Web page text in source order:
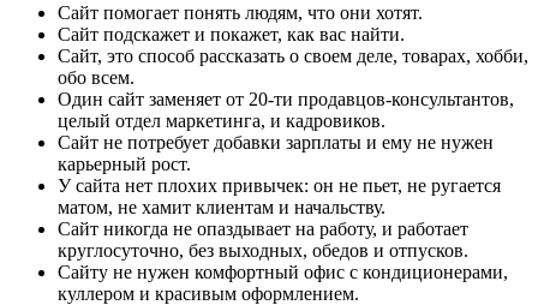
Сайт помогает понять людям, что они хотят.
Сайт подскажет и покажет, как вас найти.
Сайт, это способ рассказать о своем деле, товарах, хобби,
обо всем.
Один сайт заменяет от 20-ти продавцов-консультантов,
целый отдел маркетинга, и кадровиков.
Сайт не потребует добавки зарплаты и ему не нужен
карьерный рост.
У сайта нет плохих привычек: он не пьет, не ругается
матом, не хамит клиентам и начальству.
Сайт никогда не опаздывает на работу, и работает
круглосуточно, без выходных, обедов и отпусков.
Сайту не нужен комфортный офис с кондиционерами,
куллером и красивым оформлением.